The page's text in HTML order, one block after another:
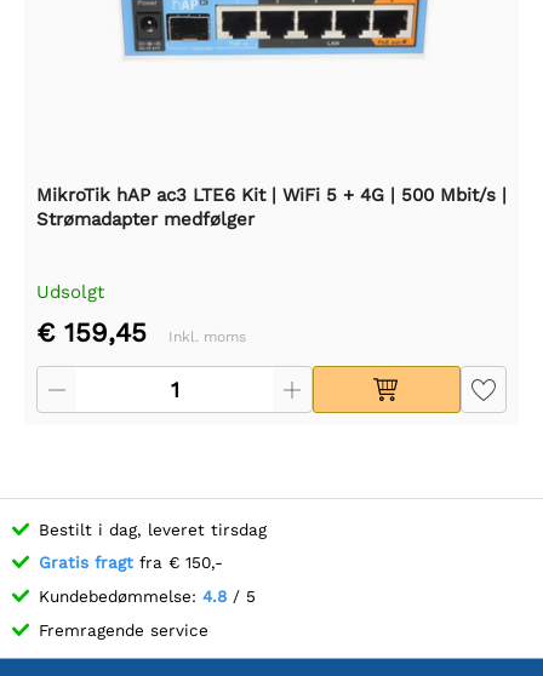
MikroTik hAP ac3 LTE6 Kit | WiFi 5 + 4G | 500 Mbit/s |
Strømadapter medfølger
Udsolgt
€ 159,45 Inkl. moms
Bestilt i dag, leveret tirsdag
Gratis fragt fra € 150,-
Kundebedømmelse: 4.8 / 5
Fremragende service